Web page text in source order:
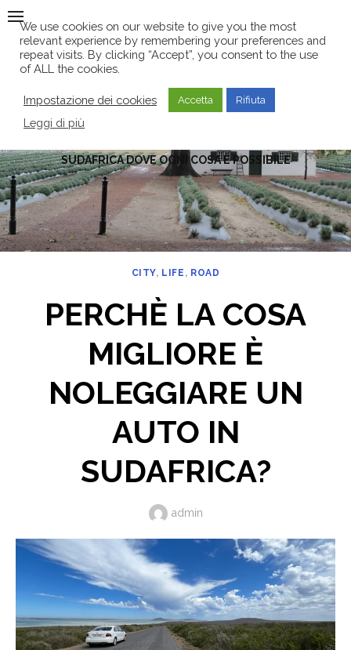
Skip
content
SUDAFRICA DOVE OGNI COSA È POSSIBILE
CITY, LIFE , ROAD
PERCHÈ LA COSA
MIGLIORE È
NOLEGGIARE UN
AUTO IN
SUDAFRICA?
Author
admin
We use cookies on our website to give you the most
relevant experience by remembering your preferences and
repeat visits. By clicking “Accept”, you consent to the use
of ALL the cookies.
Impostazione dei cookies Accetta Rifiuta
Leggi di più